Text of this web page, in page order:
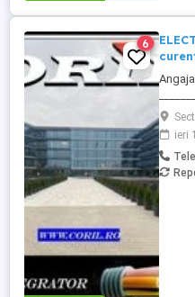
6
Daca
deja
ieri